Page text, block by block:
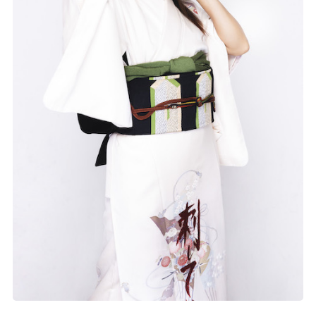
muevoクラウドファンディング
ぶいクラ！by muevo
ぶいコミュ！by muevo